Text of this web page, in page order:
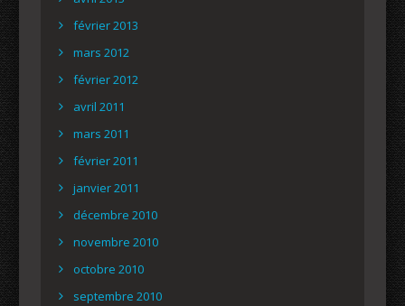
février 2013
mars 2012
février 2012
avril 2011
mars 2011
février 2011
janvier 2011
décembre 2010
novembre 2010
octobre 2010
septembre 2010